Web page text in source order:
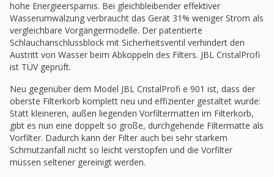
hohe Energieersparnis. Bei gleichbleibender effektiver
Wasserumwälzung verbraucht das Gerät 31% weniger Strom als
vergleichbare Vorgängermodelle. Der patentierte
Schlauchanschlussblock mit Sicherheitsventil verhindert den
Austritt von Wasser beim Abkoppeln des Filters. JBL CristalProfi
ist TÜV geprüft.
Neu gegenüber dem Model JBL CristalProfi e 901 ist, dass der
oberste Filterkorb komplett neu und effizienter gestaltet wurde:
Statt kleineren, außen liegenden Vorfiltermatten im Filterkorb,
gibt es nun eine doppelt so große, durchgehende Filtermatte als
Vorfilter. Dadurch kann der Filter auch bei sehr starkem
Schmutzanfall nicht so leicht verstopfen und die Vorfilter
müssen seltener gereinigt werden.